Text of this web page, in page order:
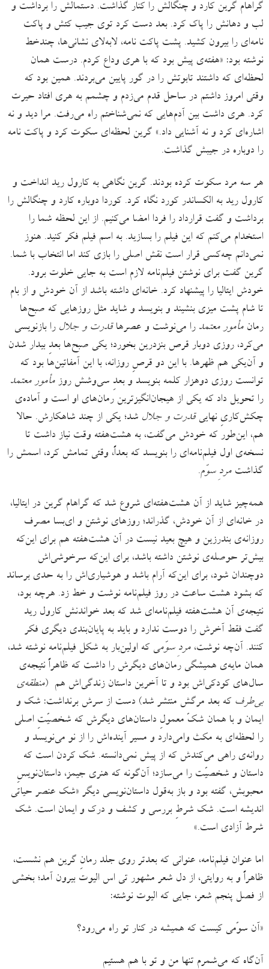
گراهام گرین کارد و چنگالش را کنار گذاشت. دستمالش را برداشت و
لب و دهانش را پاک کرد. بعد دست کرد توی جیب کتش و پاکت
نامه‌ای را بیرون کشید. پشت پاکت نامه، لابه‌لای نشانی‌ها، چندخط
نوشته بود: «هفته‌ی پیش بود که با هری وداع کردم. درست همان
لحظه‌ای که داشتند تابوتش را در گور پایین می‌بردند. همین بود که
وقتی امروز داشتم در ساحل قدم می‌زدم و چشمم به هری افتاد حیرت
کرد. هری داشت بین آدم‌هایی که نمی‌شناختم‌ راه می‌رفت. مرا دید و نه
اشاره‌ای کرد و نه آشنایی‌ داد.» گرین لحظه‌ای سکوت کرد و پاکت نامه
را دوباره در جیبش گذاشت.
هر سه مرد سکوت کرده بودند. گرین نگاهی به کارول رید انداخت و
کارول رید به الکساندر کورد نگاه کرد. کوردا دوباره کارد و چنگالش را
برداشت و گفت قرارداد را فردا امضا می‌کنیم. از این لحظه شما را
استخدام می‌کنم که این فیلم را بسازید. به اسم فیلم فکر کنید. هنوز
نمی‌دانم چه‌کسی قرار است نقش‌ اصلی را بازی کند اما انتخاب با شما.
گرین گفت برای نوشتن فیلم‌نامه لازم است به جایی خلوت برود.
خودش ایتالیا را پیشنهاد کرد. خانه‌ای داشته‌ باشد از آن خودش و از بام
تا شام پشت میزی بنشیند و بنویسد و شاید مثل روزهایی که صبح‌ها
رمانمأمور معتمد را می‌نوشت و عصرهاقدرت و جلال را بازنویسی
می‌کرد، روزی دوبار قرص بنزدرین بخورد؛ یکی صبح‌ها بعدِ بیدار شدن
و آن‌یکی هم ظهرها. با این دو قرصِ روزانه، با این آمفاتین‌ها بود که
توانست روزی دوهزار کلمه بنویسد و بعدِ سی‌وشش روزمأمور معتمد
را تحویل داد که یکی از هیجان‌انگیزترین رمان‌های او است و آماده‌ی
چکش‌کاریِ نهاییقدرت و جلال شد؛ یکی از چند شاهکارش. حالا
هم، این‌طور که خودش می‌گفت، به هشت‌هفته وقت نیاز داشت تا
نسخه‌ی اول فیلم‌نامه‌ای را بنویسد که بعداً، وقتی تمامش کرد، اسمش را
گذاشتمردِ سوّم.
همه‌چیز شاید از آن هشت‌هفته‌ای شروع شد که گراهام گرین در ایتالیا،
در خانه‌ای از آن خودش، گذراند؛ روزهای نوشتن و ای‌بسا مصرف
روزانه‌ی بندرزین و هیچ بعید نیست در آن هشت‌هفته هم برای این‌که
بیش‌تر حوصله‌ی نوشتن داشته باشد، برای این‌که سرخوشی‌اش
دوچندان شود، برای این‌که آرام باشد و هوشیاری‌اش را به حدی برساند
که بشود هشت ساعت در روز فیلم‌نامه نوشت و خط زد. هرچه بود،
نتیجه‌ی آن هشت‌هفته فیلم‌نامه‌ای شد که بعد خواندنش کارول رید
گفت فقط آخرش را دوست ندارد و باید به پایان‌بندی دیگری فکر
کنند. آن‌چه نوشت،مردِ سوّمی که اولین‌بار به شکل فیلم‌نامه نوشته شد،
همان مایه‌ی همیشگی رمان‌های دیگرش را داشت که ظاهراً نتیجه‌ی
سال‌های کودکی‌اش بود و تا آخرین داستان زندگی‌اش هم (منطقه‌ی
بی‌طرف که بعد مرگش منتشر شد) دست از سرش برنداشت: شک و
ایمان و با همان شکّ معمولِ داستان‌های دیگرش که شخصیّتِ اصلی
را لحظه‌ای به مکث وامی‌دارد و مسیر آینده‌اش را از نو می‌نویسد و
روانه‌ی راهی می‌کندش که از پیش نمی‌دانسته. شک کردن است که
داستان و شخصیّت را می‌سازد؛ آن‌گونه که هنری جیمز، داستان‌نویسِ
محبوبش، گفته بود و باز به‌قول داستان‌نویسی دیگر «شک عنصر حیاتی
اندیشه‌ است. شک شرطِ بررسی و کشف و درک و ایمان است. شک
شرط آزادی‌ است.»
اما عنوان فیلم‌نامه، عنوانی که بعدتر روی جلد رمانِ گرین هم نشست،
ظاهراً و به روایتی، از دل شعر مشهور تی‌ اس الیوت بیرون آمد؛ بخشی
از فصل پنجم شعر، جایی که الیوت نوشته:
«آن سوّمی کیست که همیشه در کنار تو راه می‌رود؟
آن‌گاه که می‌شمرم تنها من و تو با هم هستیم